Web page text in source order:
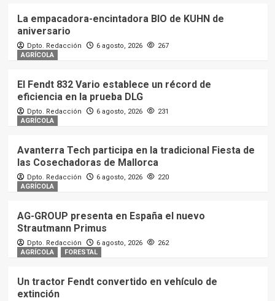
La empacadora-encintadora BIO de KUHN de
aniversario
Dpto. Redacción 6 agosto, 2026
267
AGRÍCOLA
El Fendt 832 Vario establece un récord de
eficiencia en la prueba DLG
Dpto. Redacción 6 agosto, 2026
231
AGRÍCOLA
Avanterra Tech participa en la tradicional Fiesta de
las Cosechadoras de Mallorca
Dpto. Redacción 6 agosto, 2026
220
AGRÍCOLA
AG-GROUP presenta en España el nuevo
Strautmann Primus
Dpto. Redacción 6 agosto, 2026
262
AGRÍCOLA
FORESTAL
Un tractor Fendt convertido en vehículo de
extinción